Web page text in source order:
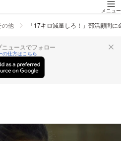
メニュー
の他 「17キロ減量しろ！」部活顧問
ュースでフォロー
の仕方はこちら